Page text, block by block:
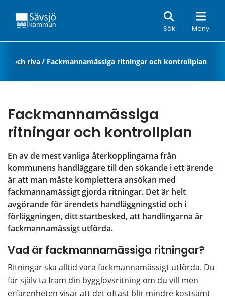
Sök Meny
Sök
och riva/ Fackmannamässiga ritningar och kontrollplan
Fackmannamässiga
ritningar och kontrollplan
En av de mest vanliga återkopplingarna från
kommunens handläggare till den sökande i ett ärende
är att man måste komplettera ansökan med
fackmannamässigt gjorda ritningar. Det är helt
avgörande för ärendets handläggningstid och i
förläggningen, ditt startbesked, att handlingarna är
fackmannamässigt utförda.
Vad är fackmannamässiga ritningar?
Ritningar ska alltid vara fackmannamässigt utförda. Du
får själv ta fram din bygglovsritning om du vill men
erfarenheten visar att det oftast blir mindre kostsamt